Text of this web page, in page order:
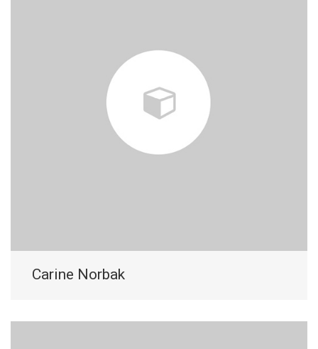
Carine Norbak